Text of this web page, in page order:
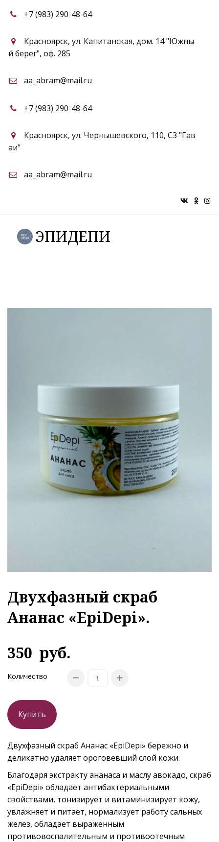
+7 (983) 290-48-64
Красноярск, ул. Капитанская, дом. 14 "Южны
й берег", оф. 285
aa_abram@mail.ru
+7 (983) 290-48-64
Красноярск, ул. Чернышевского, 110, СЗ "Гав
аи"
aa_abram@mail.ru
ЭПИДЕПИ
Двухфазный скраб
Ананас «EpiDepi».
350 руб.
Количество
Купить
Двухфазный скраб Ананас «EpiDepi» бережно и
деликатно удаляет ороговевший слой кожи.
Благодаря экстракту ананаса и маслу авокадо, скраб
«EpiDepi» обладает антибактериальными
свойствами, тонизирует и витаминизирует кожу,
увлажняет и питает, нормализует работу сальных
желез, обладает выраженным
противовоспалительным и противоотечным